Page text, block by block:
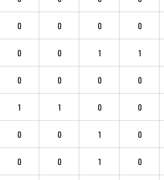
0 0 0 0
0 0 1 1
0 0 0 0
1 1 0 0
0 0 1 0
0 0 1 0